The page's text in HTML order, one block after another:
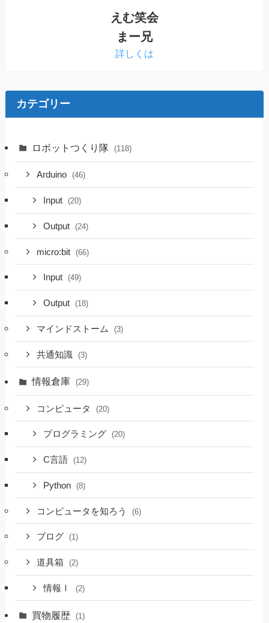
えむ笑会
まー兄
詳しくは
カテゴリー
ロボットつくり隊 (118)
Arduino (46)
Input (20)
Output (24)
micro:bit (66)
Input (49)
Output (18)
マインドストーム (3)
共通知識 (3)
情報倉庫 (29)
コンピュータ (20)
プログラミング (20)
C言語 (12)
Python (8)
コンピュータを知ろう (6)
ブログ (1)
道具箱 (2)
情報Ⅰ (2)
買物履歴 (1)